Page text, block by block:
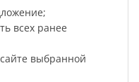
всех ранее
выбранной